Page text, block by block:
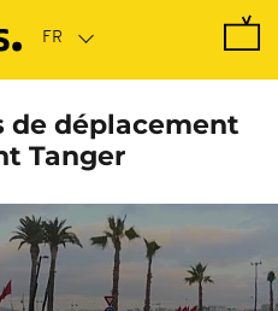
de déplacement
Tanger